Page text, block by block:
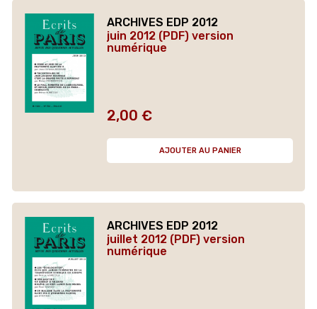
ARCHIVES EDP 2012
juin 2012 (PDF) version
numérique
Prix
2,00 €
AJOUTER AU PANIER
ARCHIVES EDP 2012
juillet 2012 (PDF) version
numérique